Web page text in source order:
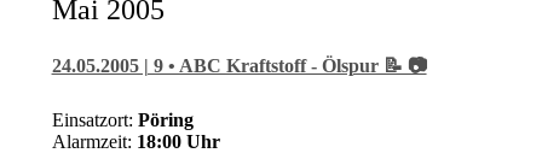
Mai 2005
24.05.2005 | 9 • ABC Kraftstoff - Ölspur 📝 📷
Einsatzort: Pöring
Alarmzeit: 18:00 Uhr